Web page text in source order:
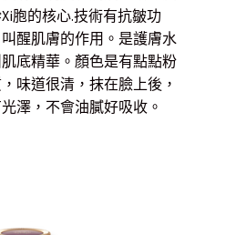
胞的核心.技術有抗皺功
醒肌膚的作用。是護膚水
底精華。顏色是有點點粉
味道很清，抹在臉上後，
澤，不會油膩好吸收。